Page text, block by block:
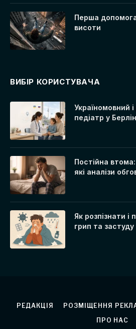
Перша допомога
висоти
ВИБІР КОРИСТУВАЧА
Україномовний
педіатр у
Постійна
які аналізи
Як розпізнати і
грип та застуду
РЕДАКЦІЯ РОЗМІЩЕННЯ
ПРО НАС